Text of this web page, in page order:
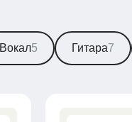
Вокал5 Гитара7